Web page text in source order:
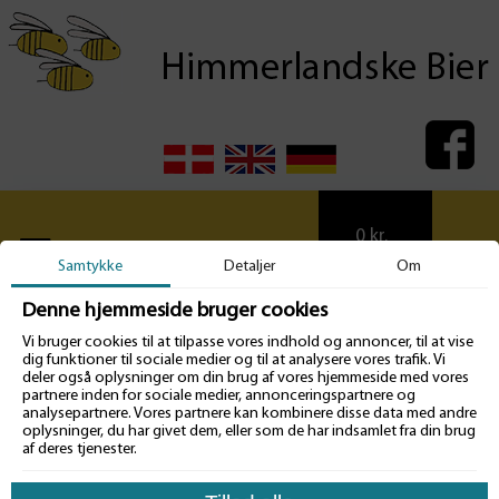
0 kr.
Bestilling
Dronningerne kan enten sendes som postpakke, til afhentning i
pakkeshop, eller afhentes.
Vi har valgt at overgå til pakkeforsendelse, istedet for brev, da
afhentning i nærmeste pakkeshop midt på formiddagen.
Samtykke Detaljer Om
Denne hjemmeside bruger cookies
Vi bruger cookies til at tilpasse vores indhold og annoncer, til at vise
dig funktioner til sociale medier og til at analysere vores trafik. Vi
deler også oplysninger om din brug af vores hjemmeside med vores
partnere inden for sociale medier, annonceringspartnere og
analysepartnere. Vores partnere kan kombinere disse data med andre
oplysninger, du har givet dem, eller som de har indsamlet fra din brug
af deres tjenester.